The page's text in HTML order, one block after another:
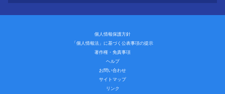
個人情報保護方針
「個人情報法」に基づく公表事項の提示
著作権・免責事項
ヘルプ
お問い合わせ
サイトマップ
リンク